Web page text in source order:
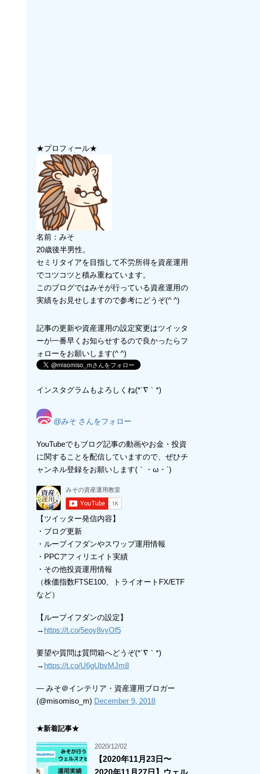
★プロフィール★
名前：みそ
20歳後半男性。
セミリタイアを目指して不労所得を資産運用
でコツコツと積み重ねています。
このブログではみそが行っている資産運用の
実績をお見せしますので参考にどうぞ(^ ^)
記事の更新や資産運用の設定変更はツイッタ
ーが一番早くお知らせするので良かったらフ
ォローをお願いします(^ ^)
インスタグラムもよろしくね(*´∇｀*)
@みそ さんをフォロー
YouTubeでもブログ記事の動画やお金・投資
に関することを配信していますので、ぜひチ
ャンネル登録をお願いします(｀・ω・´)
【ツイッター発信内容】
・ブログ更新
・ループイフダンやスワップ運用情報
・PPCアフィリエイト実績
・その他投資運用情報
（株価指数FTSE100、トライオートFX/ETF
など）
【ループイフダンの設定】
→ https://t.co/5eoy8vyOf5
要望や質問は質問箱へどうぞ(*´∇｀*)
→ https://t.co/U6gUbvMJm8
— みそ＠インテリア・資産運用ブロガー
(@misomiso_m) December 9, 2018
★新着記事★
2020/12/02
【2020年11月23日〜